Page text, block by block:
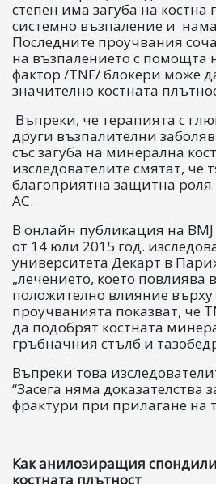
степен има загуба на
системно възпаление и
Последните проучвания
на възпалението с помощта
фактор /TNF/ блокери може
значително костната
Въпреки, че терапията с
други възпалителни
със загуба на минерална
изследователите смятат, че
благоприятна защитна
АС.
В онлайн публикация на
от 14 юли 2015 год.
университета Декарт в
„лечението, което повлиява
положително влияние върху
проучванията показват, че
да подобрят костната
гръбначния стълб и
Въпреки това
“Засега няма доказателства
фрактури при прилагане на
Как анилозиращия
костната плътност